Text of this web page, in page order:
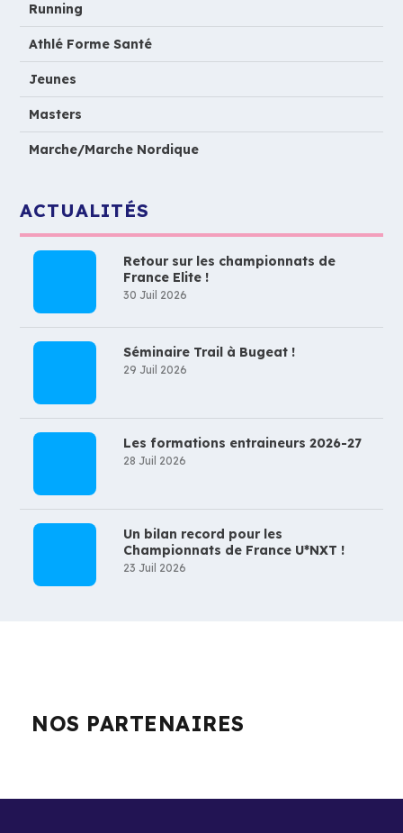
Running
Athlé Forme Santé
Jeunes
Masters
Marche/Marche Nordique
ACTUALITÉS
Retour sur les championnats de
France Elite !
30 Juil 2026
Séminaire Trail à Bugeat !
29 Juil 2026
Les formations entraineurs 2026-27
28 Juil 2026
Un bilan record pour les
Championnats de France U*NXT !
23 Juil 2026
NOS PARTENAIRES